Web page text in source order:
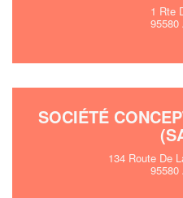
1 Rte
95580
SOCIÉTÉ
134 Route De
95580